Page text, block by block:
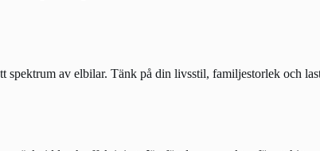
spektrum av elbilar. Tänk på din livsstil, familjestorlek och